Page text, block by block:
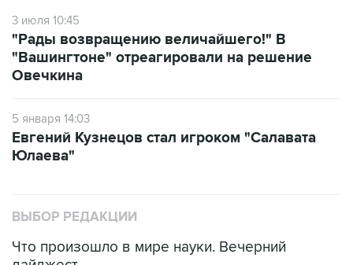
3 июля 10:45
"Рады возвращению величайшего!" В
"Вашингтоне" отреагировали на решение
Овечкина
5 января 14:03
Евгений Кузнецов стал игроком "Салавата
Юлаева"
ВЫБОР РЕДАКЦИИ
Что произошло в мире науки. Вечерний